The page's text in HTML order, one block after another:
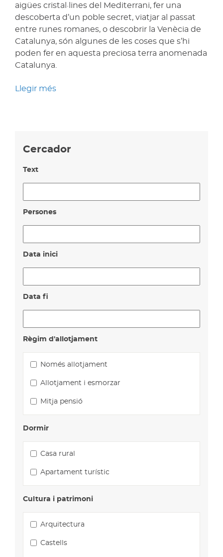
aigües cristal·lines del Mediterrani, fer una
descoberta d’un poble secret, viatjar al passat
entre runes romanes, o descobrir la Venècia de
Catalunya, són algunes de les coses que s’hi
poden fer en aquesta preciosa terra anomenada
Catalunya.
Llegir més
Cercador
Text
Persones
Data inici
Data fi
Règim d'allotjament
Només allotjament
Allotjament i esmorzar
Mitja pensió
Dormir
Casa rural
Apartament turístic
Cultura i patrimoni
Arquitectura
Castells